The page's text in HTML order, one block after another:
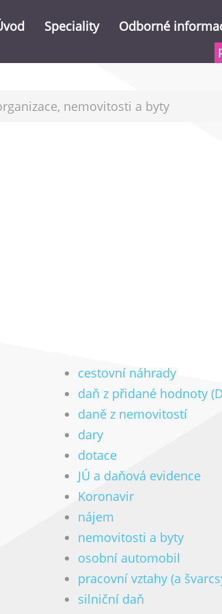
Speciality
Nahlížení do DIS (daňové informační
Odborné
Slevy na dani 2023
nemovitosti a byty
cestovní náhrady
daň z přidané hodnoty
daně z nemovitostí
dary
dotace
JÚ a daňová evidence
Koronavir
nájem
nemovitosti a byty
osobní automobil
pracovní vztahy (a
silniční daň